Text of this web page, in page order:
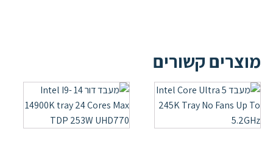
מוצרים קשורים